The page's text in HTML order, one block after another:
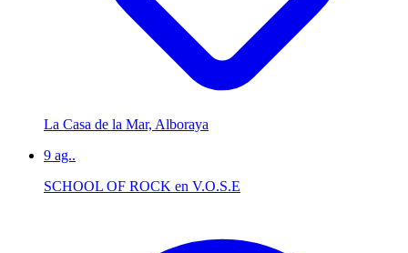
La Casa de la Mar, Alboraya
9 ag..
SCHOOL OF ROCK en V.O.S.E